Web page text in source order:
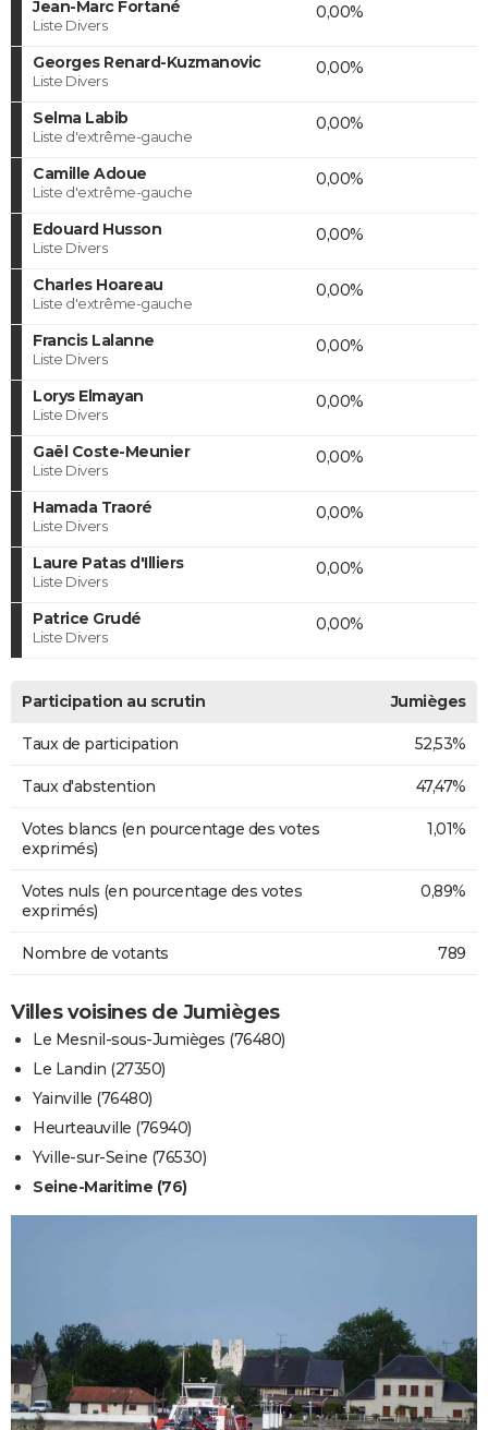
Jean-Marc Fortané
Liste Divers
0,00%
Georges Renard-Kuzmanovic
Liste Divers
0,00%
Selma Labib
Liste d'extrême-gauche
0,00%
Camille Adoue
Liste d'extrême-gauche
0,00%
Edouard Husson
Liste Divers
0,00%
Charles Hoareau
Liste d'extrême-gauche
0,00%
Francis Lalanne
Liste Divers
0,00%
Lorys Elmayan
Liste Divers
0,00%
Gaël Coste-Meunier
Liste Divers
0,00%
Hamada Traoré
Liste Divers
0,00%
Laure Patas d'Illiers
Liste Divers
0,00%
Patrice Grudé
Liste Divers
0,00%
Participation au scrutin Jumièges
Taux de participation 52,53%
Taux d'abstention 47,47%
Votes blancs (en pourcentage des votes
exprimés)
1,01%
Votes nuls (en pourcentage des votes
exprimés)
0,89%
Nombre de votants 789
Villes voisines de Jumièges
Le Mesnil-sous-Jumièges (76480)
Le Landin (27350)
Yainville (76480)
Heurteauville (76940)
Yville-sur-Seine (76530)
Seine-Maritime (76)